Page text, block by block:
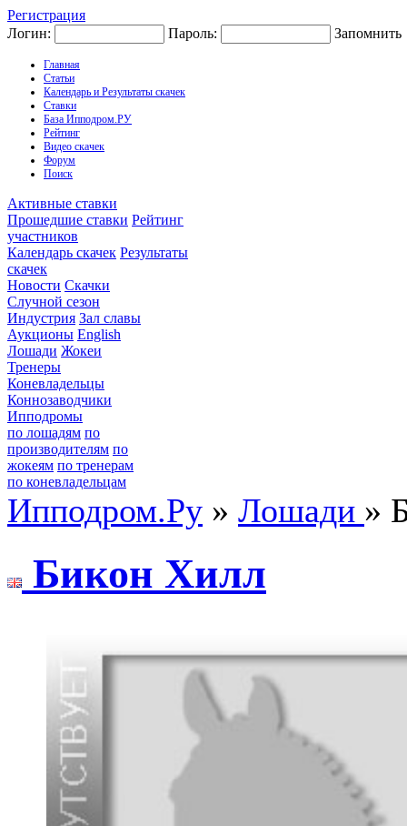
Регистрация
Логин:
Пароль: Запомнить
Главная
Статьи
Календарь и Результаты скачек
Ставки
База Ипподром.РУ
Рейтинг
Видео скачек
Форум
Поиск
Активные ставки
Прошедшие ставки Рейтинг
участников
Календарь скачек Результаты
скачек
Новости Скачки
Случной сезон
Индустрия Зал славы
Аукционы English
Лошади Жокеи
Тренеры
Коневладельцы
Коннозаводчики
Ипподромы
по лошадям по
производителям по
жокеям по тренерам
по коневладельцам
Ипподром.Ру » Лошади »
Бикон Хилл